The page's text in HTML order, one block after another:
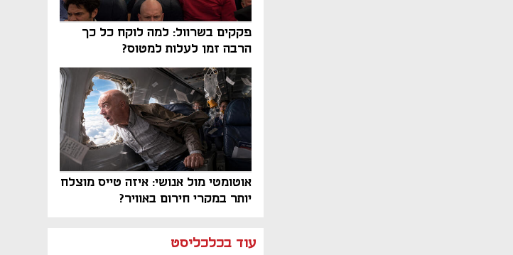
פקקים בשרוול: למה לוקח כל כך
הרבה זמן לעלות למטוס?
אוטומטי מול אנושי: איזה טייס מוצלח
יותר במקרי חירום באוויר?
עוד בכלכליסט